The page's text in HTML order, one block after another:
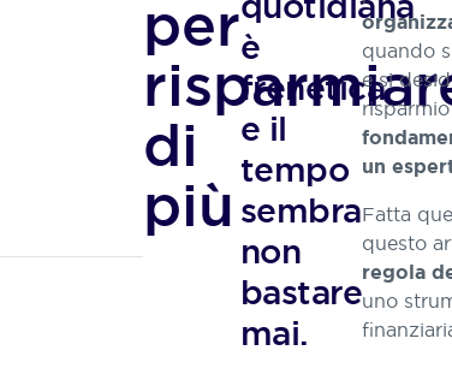
dei
nostri
clienti
con
un’ampia
di
soluzioni.
per
di
più
è
frenetica
e il
tempo
sembra
non
bastare
mai.
quando
e si
un
Fatta
questo
regola
uno